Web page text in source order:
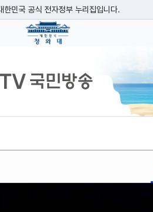
한민국 공식 전자정부 누리집입니다.
소 확인하기
.kr등 다른 도메인 주소를 사용하고 있다면
누리집보기